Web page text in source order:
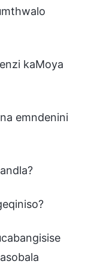
kaMoya
emndenini